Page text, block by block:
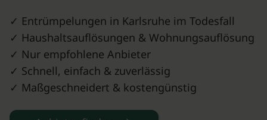
✓ Entrümpelungen in Karlsruhe im Todesfall
✓ Haushaltsauflösungen & Wohnungsauflösung
✓ Nur empfohlene Anbieter
✓ Schnell, einfach & zuverlässig
✓ Maßgeschneidert & kostengünstig